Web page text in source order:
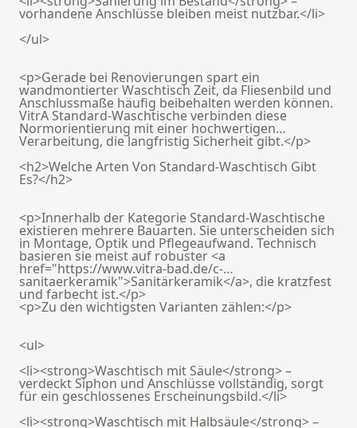
vorhandene Anschlüsse bleiben meist nutzbar.</li>
</ul>
<p>Gerade bei Renovierungen spart ein
wandmontierter Waschtisch Zeit, da Fliesenbild und
Anschlussmaße häufig beibehalten werden können.
VitrA Standard-Waschtische verbinden diese
Normorientierung mit einer hochwertigen
Verarbeitung, die langfristig Sicherheit gibt.</p>
<h2>Welche Arten Von Standard-Waschtisch Gibt
Es?</h2>
<p>Innerhalb der Kategorie Standard-Waschtische
existieren mehrere Bauarten. Sie unterscheiden sich
in Montage, Optik und Pflegeaufwand. Technisch
basieren sie meist auf robuster <a
href="https://www.vitra-bad.de/c-
sanitaerkeramik">Sanitärkeramik</a>, die kratzfest
und farbecht ist.</p>
<p>Zu den wichtigsten Varianten zählen:</p>
<ul>
<li><strong>Waschtisch mit Säule</strong> –
verdeckt Siphon und Anschlüsse vollständig, sorgt
für ein geschlossenes Erscheinungsbild.</li>
<li><strong>Waschtisch mit Halbsäule</strong> –